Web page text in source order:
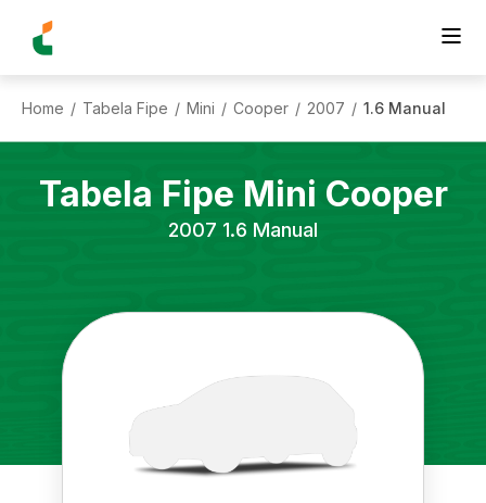
Home / Tabela Fipe / Mini / Cooper / 2007 / 1.6 Manual
Tabela Fipe Mini Cooper
2007 1.6 Manual